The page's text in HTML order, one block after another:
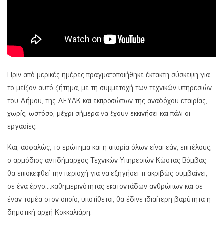
Πριν από μερικές ημέρες πραγματοποιήθηκε έκτακτη σύσκεψη για
το μείζον αυτό ζήτημα, με τη συμμετοχή των τεχνικών υπηρεσιών
του Δήμου, της ΔΕΥΑΚ και εκπροσώπων της αναδόχου εταιρίας,
χωρίς, ωστόσο, μέχρι σήμερα να έχουν εκκινήσει και πάλι οι
εργασίες.
Και, ασφαλώς, το ερώτημα και η απορία όλων είναι εάν, επιτέλους,
ο αρμόδιος αντιδήμαρχος Τεχνικών Υπηρεσιών Κώστας Βόμβας
θα επισκεφθεί την περιοχή για να εξηγήσει τι ακριβώς συμβαίνει,
σε ένα έργο….καθημερινότητας εκατοντάδων ανθρώπων και σε
έναν τομέα στον οποίο, υποτίθεται, θα έδινε ιδιαίτερη βαρύτητα η
δημοτική αρχή Κοκκαλιάρη.